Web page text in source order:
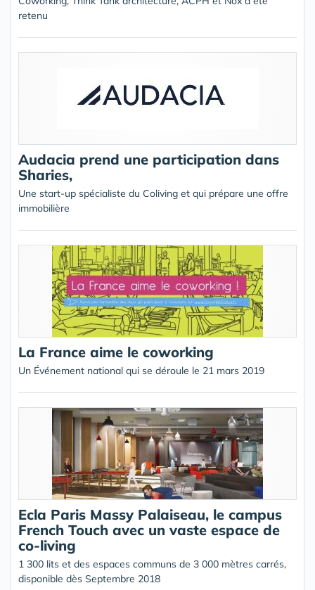
retenu
Audacia prend une participation dans
Sharies,
Une start-up spécialiste du Coliving et qui prépare une offre
immobilière
La France aime le coworking
Un Événement national qui se déroule le 21 mars 2019
Ecla Paris Massy Palaiseau, le campus
French Touch avec un vaste espace de
co-living
1 300 lits et des espaces communs de 3 000 mètres carrés,
disponible dès Septembre 2018